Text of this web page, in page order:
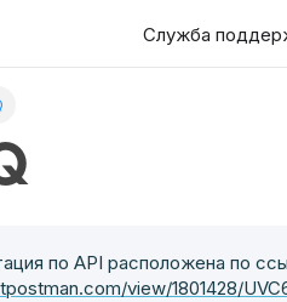
llms.txt
further.
Служба
по API расположена по
view/1801428/